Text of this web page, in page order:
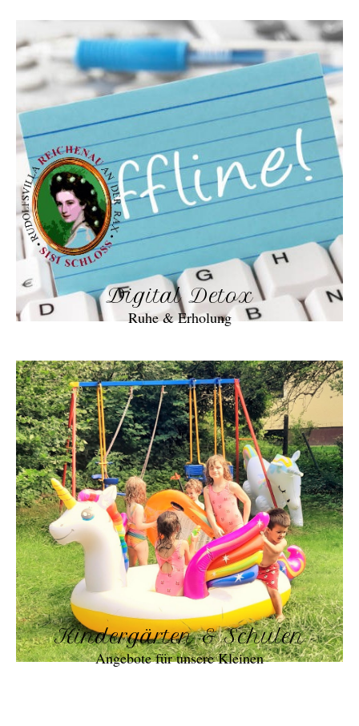
Digital Detox
Ruhe & Erholung
Kindergärten & Schulen
Angebote für unsere Kleinen